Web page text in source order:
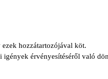
hozzátartozójával köt.
érvényesítéséről való